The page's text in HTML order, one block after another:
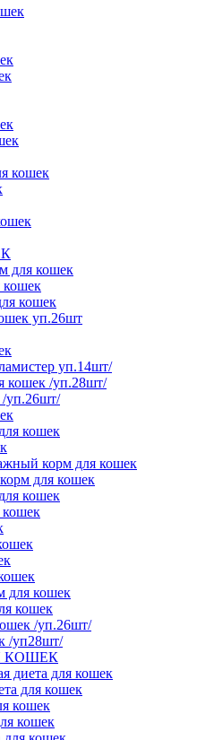
кошек
кошек
кошек
уп.26шт
уп.14шт/
кошек /уп.28шт/
уп.26шт/
кошек
корм для кошек
для кошек
кошек
для кошек
кошек
/уп.26шт/
/уп28шт/
КОШЕК
диета для кошек
для кошек
кошек
кошек